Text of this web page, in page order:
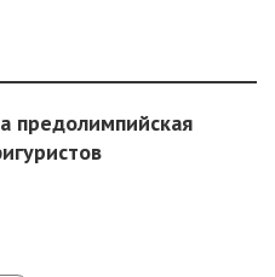
предолимпийская